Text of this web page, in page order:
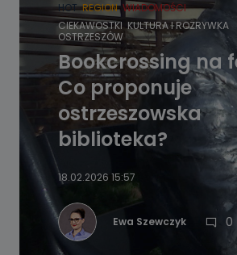
HOT REGION WIADOMOŚCI
CIEKAWOSTKI KULTURA I ROZRYWKA
OSTRZESZÓW
Bookcrossing na
Co proponuje
ostrzeszowska
biblioteka?
18.02.2026 15:57
Ewa Szewczyk 0